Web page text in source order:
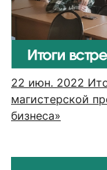
22 июн. 2022
магистерской
бизнеса»